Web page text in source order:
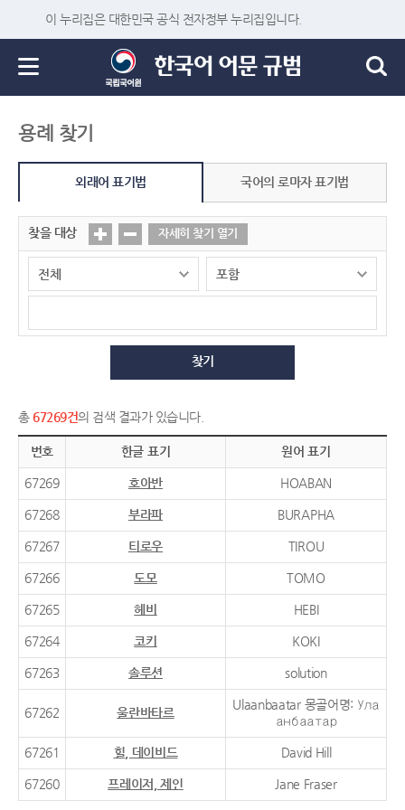
이 누리집은 대한민국 공식 전자정부 누리집입니다.
용례 찾기
외래어 표기법 국어의 로마자 표기법
찾을 대상 자세히 찾기 열기
찾기
총 67269건의 검색 결과가 있습니다.
번호 한글 표기 원어 표기
67269 호아반 HOABAN
67268 부라파 BURAPHA
67267 티로우 TIROU
67266 도모 TOMO
67265 헤비 HEBI
67264 코키 KOKI
67263 솔루션 solution
67262 울란바타르
Ulaanbaatar 몽골어명: Ула
анбаатар
67261 힐, 데이비드 David Hill
67260 프레이저, 제인 Jane Fraser